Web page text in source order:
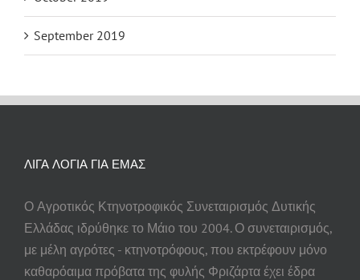
September 2019
ΛΙΓΑ ΛΟΓΙΑ ΓΙΑ ΕΜΑΣ
Ο Αγροτικός Κτηνοτροφικός Συνεταιρισμός Δυτικής
Ελλάδας ιδρύθηκε το Μάιο του 2004. Ο συνεταιρισμός,
με μέλη αγρότες - κτηνοτρόφους, που εκτρέφουν μόνο
καθαρόαιμα πρόβατα της φυλής Φριζάρτα έχει έδρα